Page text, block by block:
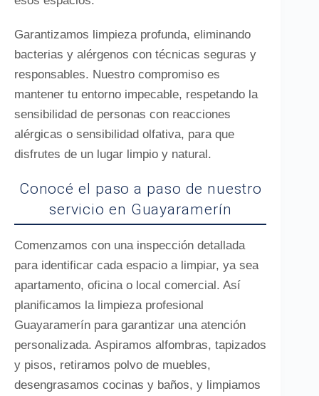
Garantizamos limpieza profunda, eliminando
bacterias y alérgenos con técnicas seguras y
responsables. Nuestro compromiso es
mantener tu entorno impecable, respetando la
sensibilidad de personas con reacciones
alérgicas o sensibilidad olfativa, para que
disfrutes de un lugar limpio y natural.
Conocé el paso a paso de nuestro
servicio en Guayaramerín
Comenzamos con una inspección detallada
para identificar cada espacio a limpiar, ya sea
apartamento, oficina o local comercial. Así
planificamos la limpieza profesional
Guayaramerín para garantizar una atención
personalizada. Aspiramos alfombras, tapizados
y pisos, retiramos polvo de muebles,
desengrasamos cocinas y baños, y limpiamos